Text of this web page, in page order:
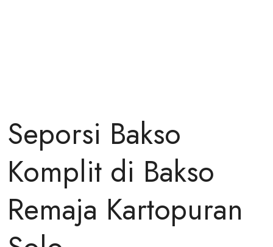
Seporsi Bakso
Komplit di Bakso
Remaja Kartopuran